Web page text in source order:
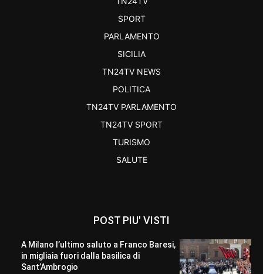
SPORT
PARLAMENTO
SICILIA
TN24TV NEWS
POLITICA
TN24TV PARLAMENTO
TN24TV SPORT
TURISMO
SALUTE
POST PIU' VISTI
A Milano l’ultimo saluto a Franco Baresi,
in migliaia fuori dalla basilica di
Sant’Ambrogio